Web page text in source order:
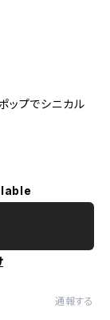
ップでシニカル
通報する